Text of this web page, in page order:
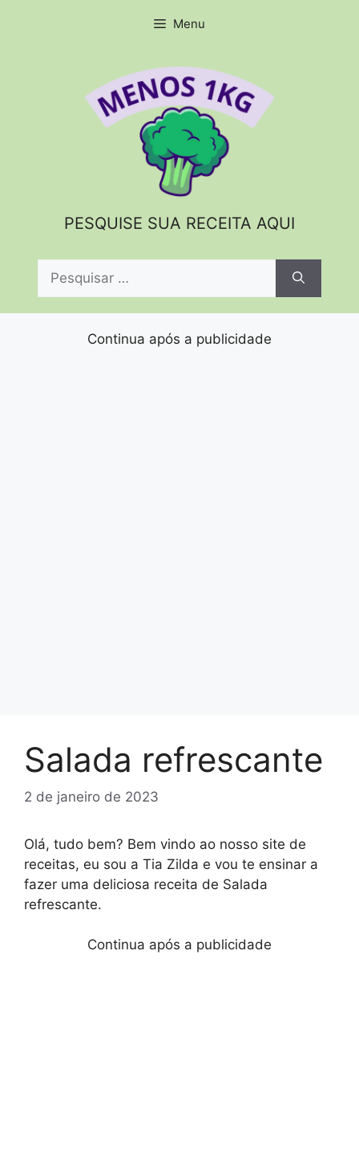
Menu
PESQUISE SUA RECEITA AQUI
Pesquisar
Continua após a publicidade
Salada refrescante
2 de janeiro de 2023
Olá, tudo bem? Bem vindo ao nosso site de
receitas, eu sou a Tia Zilda e vou te ensinar a
fazer uma deliciosa receita de Salada
refrescante.
Continua após a publicidade